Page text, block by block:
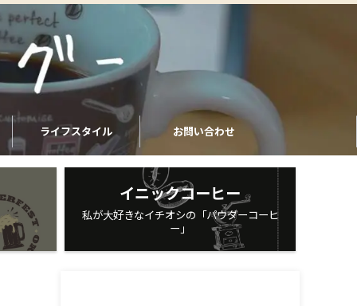
ライフスタイル お問い合わせ
イニックコーヒー
私が大好きなイチオシの「パウダーコーヒ
ー」